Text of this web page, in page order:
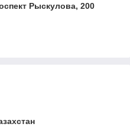
Рыскулова, 200